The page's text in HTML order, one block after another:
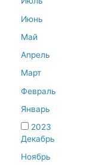
Июнь
Май
Апрель
Март
Февраль
Январь
2023
Декабрь
Ноябрь